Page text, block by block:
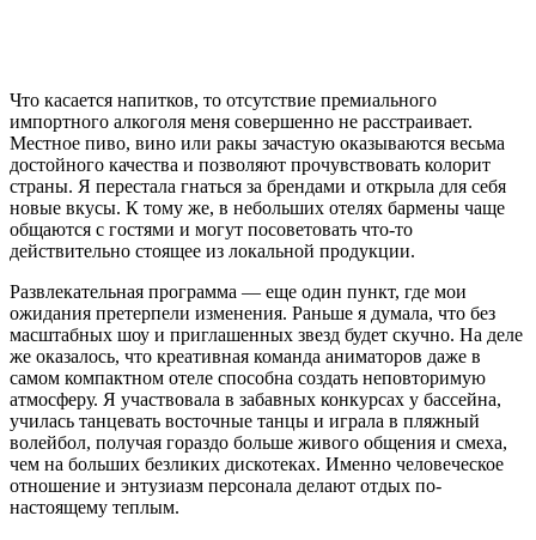
Что касается напитков, то отсутствие премиального
импортного алкоголя меня совершенно не расстраивает.
Местное пиво, вино или ракы зачастую оказываются весьма
достойного качества и позволяют прочувствовать колорит
страны. Я перестала гнаться за брендами и открыла для себя
новые вкусы. К тому же, в небольших отелях бармены чаще
общаются с гостями и могут посоветовать что-то
действительно стоящее из локальной продукции.
Развлекательная программа — еще один пункт, где мои
ожидания претерпели изменения. Раньше я думала, что без
масштабных шоу и приглашенных звезд будет скучно. На деле
же оказалось, что креативная команда аниматоров даже в
самом компактном отеле способна создать неповторимую
атмосферу. Я участвовала в забавных конкурсах у бассейна,
училась танцевать восточные танцы и играла в пляжный
волейбол, получая гораздо больше живого общения и смеха,
чем на больших безликих дискотеках. Именно человеческое
отношение и энтузиазм персонала делают отдых по-
настоящему теплым.